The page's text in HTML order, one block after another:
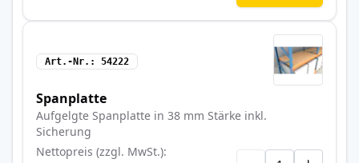
Art.-Nr. 54222
Spanplatte
Aufgelgte Spanplatte in 38 mm Stärke inkl.
Sicherung
Nettopreis (zzgl. MwSt.)